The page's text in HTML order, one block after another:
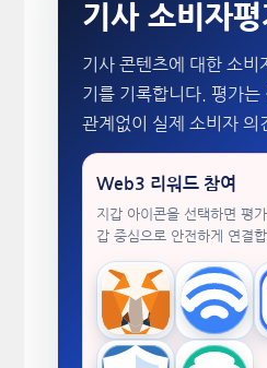
기사 소비자
기사 콘텐츠에 대한 소비
기를 기록합니다. 평가는
관계없이 실제 소비자 의
Web3 리워드 참여
지갑 아이콘을 선택하면 평
갑 중심으로 안전하게 연결합
MetaMask